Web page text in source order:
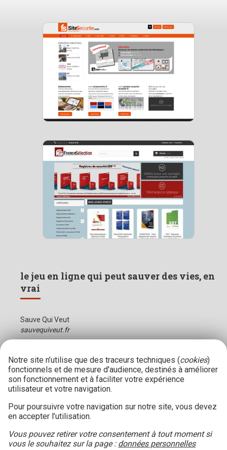
le jeu en ligne qui peut sauver des vies, en
vrai
Sauve Qui Veut
sauvequiveut.fr
Notre site n’utilise que des traceurs techniques (cookies)
fonctionnels et de mesure d'audience, destinés à améliorer
son fonctionnement et à faciliter votre expérience
utilisateur et votre navigation.
Pour poursuivre votre navigation sur notre site, vous devez
en accepter l’utilisation.
Vous pouvez retirer votre consentement à tout moment si
vous le souhaitez sur la page : données personnelles